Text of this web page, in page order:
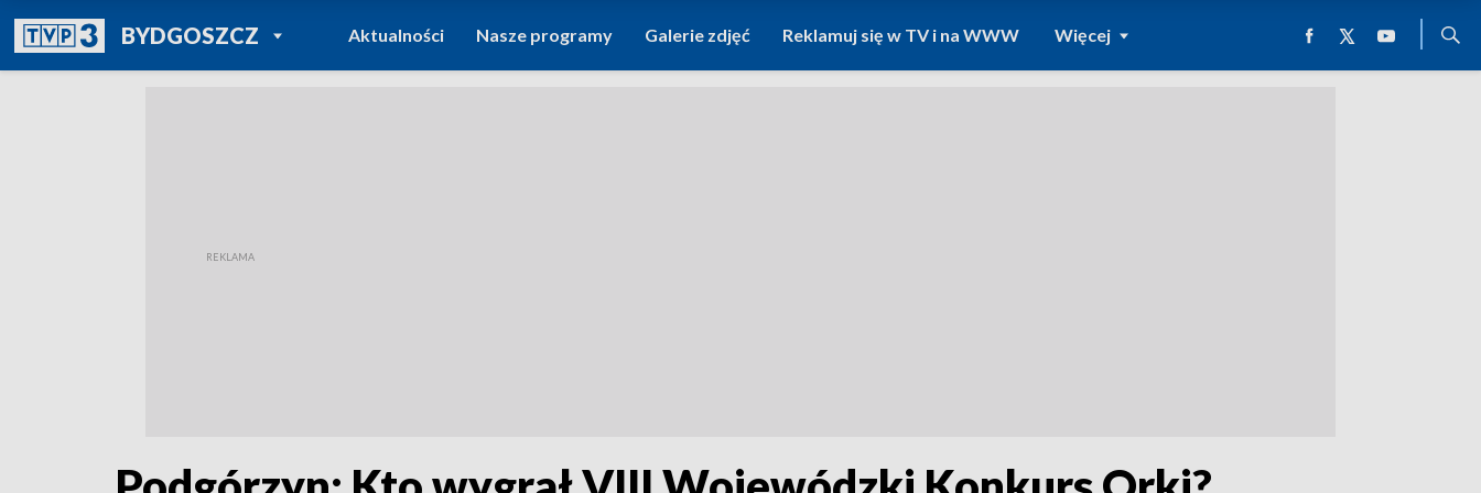
BYDGOSZCZPOWRÓT DO
TVP REGIONY
Aktualności Nasze programy Galerie zdjęć Reklamuj się w TV i na WWW Więcej